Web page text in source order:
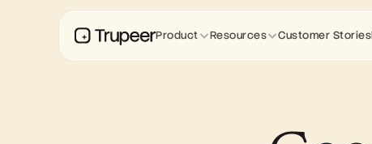
Product Resources Customer Stories